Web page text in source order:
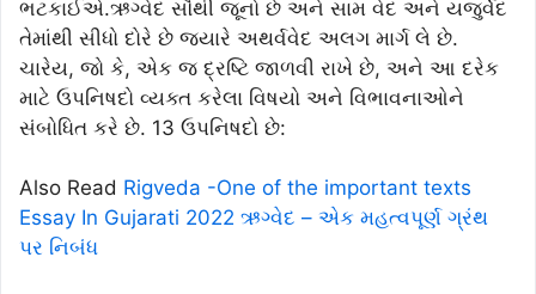
ભટકાઈએ.ઋગ્વેદ સૌથી જૂનો છે અને સામ વેદ અને યજુર્વેદ
તેમાંથી સીધો દોરે છે જ્યારે અથર્વવેદ અલગ માર્ગ લે છે.
ચારેય, જો કે, એક જ દ્રષ્ટિ જાળવી રાખે છે, અને આ દરેક
માટે ઉપનિષદો વ્યક્ત કરેલા વિષયો અને વિભાવનાઓને
સંબોધિત કરે છે. 13 ઉપનિષદો છે:
Also Read Rigveda -One of the important texts
Essay In Gujarati 2022 ઋગ્વેદ – એક મહત્વપૂર્ણ ગ્રંથ
પર નિબંધ